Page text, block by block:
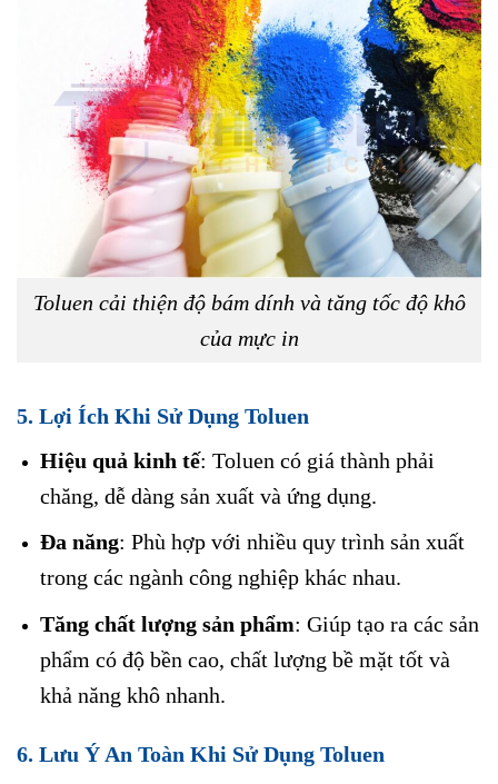
Toluen cải thiện độ bám dính và tăng tốc độ khô
của mực in
5. Lợi Ích Khi Sử Dụng Toluen
Hiệu quả kinh tế: Toluen có giá thành phải
chăng, dễ dàng sản xuất và ứng dụng.
Đa năng: Phù hợp với nhiều quy trình sản xuất
trong các ngành công nghiệp khác nhau.
Tăng chất lượng sản phẩm: Giúp tạo ra các sản
phẩm có độ bền cao, chất lượng bề mặt tốt và
khả năng khô nhanh.
6. Lưu Ý An Toàn Khi Sử Dụng Toluen